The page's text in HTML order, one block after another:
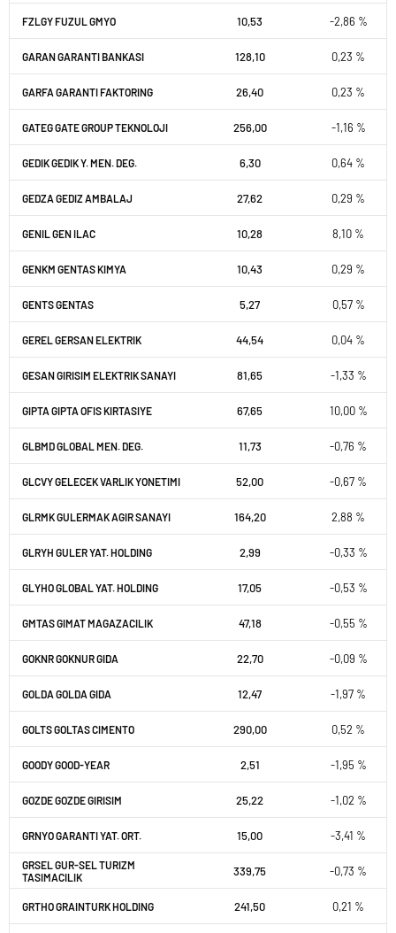
FZLGY FUZUL GMYO 10,53 -2,86 %
GARAN GARANTI BANKASI 128,10 0,23 %
GARFA GARANTI FAKTORING 26,40 0,23 %
GATEG GATE GROUP TEKNOLOJI 256,00 -1,16 %
GEDIK GEDIK Y. MEN. DEG. 6,30 0,64 %
GEDZA GEDIZ AMBALAJ 27,62 0,29 %
GENIL GEN ILAC 10,28 8,10 %
GENKM GENTAS KIMYA 10,43 0,29 %
GENTS GENTAS 5,27 0,57 %
GEREL GERSAN ELEKTRIK 44,54 0,04 %
GESAN GIRISIM ELEKTRIK SANAYI 81,65 -1,33 %
GIPTA GIPTA OFIS KIRTASIYE 67,65 10,00 %
GLBMD GLOBAL MEN. DEG. 11,73 -0,76 %
GLCVY GELECEK VARLIK YONETIMI 52,00 -0,67 %
GLRMK GULERMAK AGIR SANAYI 164,20 2,88 %
GLRYH GULER YAT. HOLDING 2,99 -0,33 %
GLYHO GLOBAL YAT. HOLDING 17,05 -0,53 %
GMTAS GIMAT MAGAZACILIK 47,18 -0,55 %
GOKNR GOKNUR GIDA 22,70 -0,09 %
GOLDA GOLDA GIDA 12,47 -1,97 %
GOLTS GOLTAS CIMENTO 290,00 0,52 %
GOODY GOOD-YEAR 2,51 -1,95 %
GOZDE GOZDE GIRISIM 25,22 -1,02 %
GRNYO GARANTI YAT. ORT. 15,00 -3,41 %
GRSEL GUR-SEL TURIZM
TASIMACILIK
339,75 -0,73 %
GRTHO GRAINTURK HOLDING 241,50 0,21 %